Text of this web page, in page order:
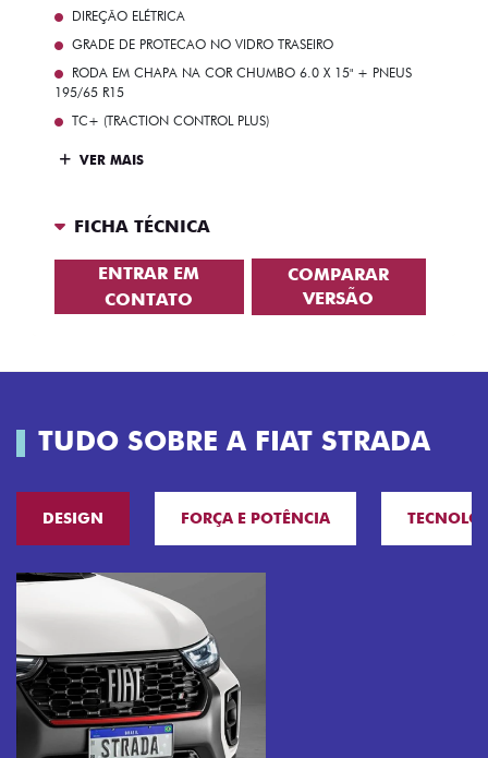
DIREÇÃO ELÉTRICA
GRADE DE PROTECAO NO VIDRO TRASEIRO
RODA EM CHAPA NA COR CHUMBO 6.0 X 15" + PNEUS
195/65 R15
TC+ (TRACTION CONTROL PLUS)
VER MAIS
FICHA TÉCNICA
ENTRAR EM
CONTATO
COMPARAR
VERSÃO
TUDO SOBRE A FIAT STRADA
DESIGN FORÇA E POTÊNCIA